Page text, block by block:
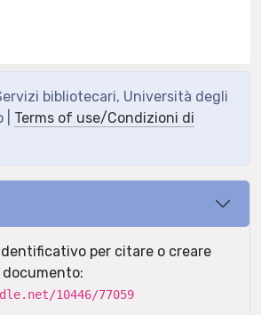
bibliotecari, Università degli
Terms of use/Condizioni di
per citare o creare
10446/77059